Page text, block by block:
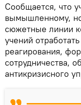
Сообщается, что
вымышленному,
сюжетные линии
учений
реагирования,
сотрудничества,
антикризисного